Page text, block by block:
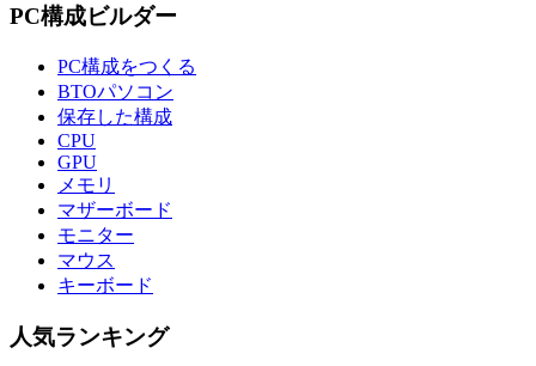
PC構成ビルダー
PC構成をつくる
BTOパソコン
保存した構成
CPU
GPU
メモリ
マザーボード
モニター
マウス
キーボード
人気ランキング